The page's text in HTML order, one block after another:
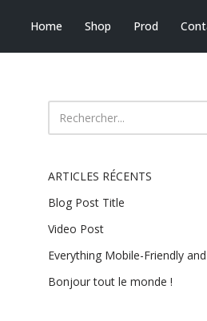
Home Shop Prod
ARTICLES RÉCENTS
Blog Post Title
Video Post
Everything Mobile-Friendly
Bonjour tout le monde !